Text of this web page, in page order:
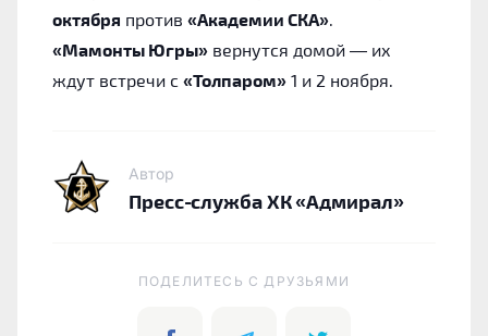
октября против «Академии СКА»
«Мамонты Югры» вернутся домой — их
ждут встречи с «Толпаром» 1 и 2 ноября.
Автор
Пресс-служба ХК «Адмирал»
ПОДЕЛИТЕСЬ C ДРУЗЬЯМИ